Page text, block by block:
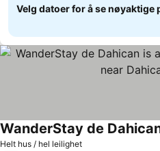
Velg datoer for å se nøyaktige
Helt hus / hel leilighet
Se priser